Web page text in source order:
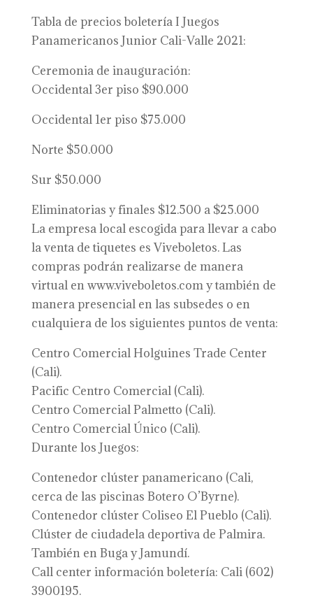
Tabla de precios boletería I Juegos
Panamericanos Junior Cali-Valle 2021:
Ceremonia de inauguración:
Occidental 3er piso $90.000
Occidental 1er piso $75.000
Norte $50.000
Sur $50.000
Eliminatorias y finales $12.500 a $25.000
La empresa local escogida para llevar a cabo
la venta de tiquetes es Viveboletos. Las
compras podrán realizarse de manera
virtual en www.viveboletos.com y también de
manera presencial en las subsedes o en
cualquiera de los siguientes puntos de venta:
Centro Comercial Holguines Trade Center
(Cali).
Pacific Centro Comercial (Cali).
Centro Comercial Palmetto (Cali).
Centro Comercial Único (Cali).
Durante los Juegos:
Contenedor clúster panamericano (Cali,
cerca de las piscinas Botero O’Byrne).
Contenedor clúster Coliseo El Pueblo (Cali).
Clúster de ciudadela deportiva de Palmira.
También en Buga y Jamundí.
Call center información boletería: Cali (602)
3900195.